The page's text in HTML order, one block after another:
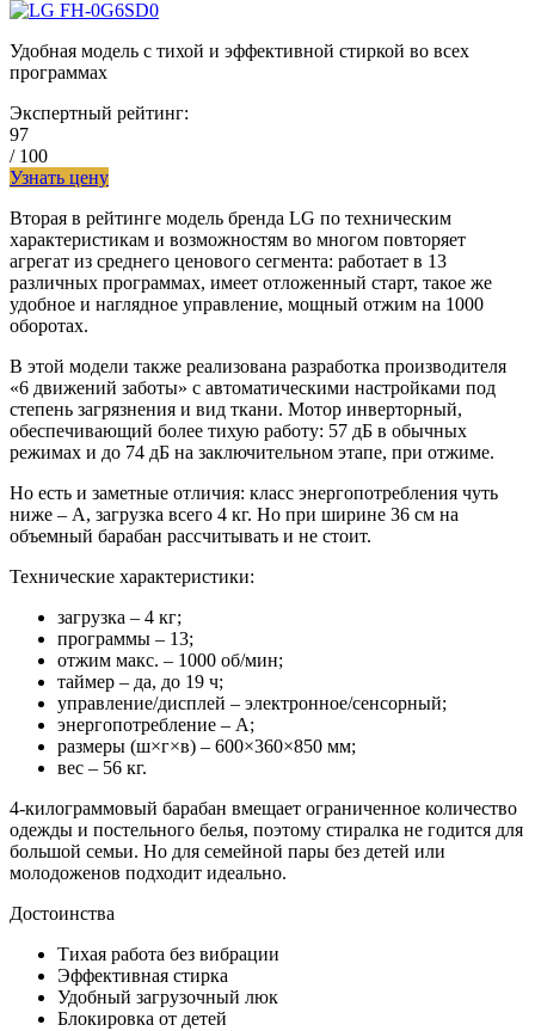
Удобная модель с тихой и эффективной стиркой во всех
программах
Экспертный рейтинг:
97
/ 100
Узнать цену
Вторая в рейтинге модель бренда LG по техническим
характеристикам и возможностям во многом повторяет
агрегат из среднего ценового сегмента: работает в 13
различных программах, имеет отложенный старт, такое же
удобное и наглядное управление, мощный отжим на 1000
оборотах.
В этой модели также реализована разработка производителя
«6 движений заботы» с автоматическими настройками под
степень загрязнения и вид ткани. Мотор инверторный,
обеспечивающий более тихую работу: 57 дБ в обычных
режимах и до 74 дБ на заключительном этапе, при отжиме.
Но есть и заметные отличия: класс энергопотребления чуть
ниже – А, загрузка всего 4 кг. Но при ширине 36 см на
объемный барабан рассчитывать и не стоит.
Технические характеристики:
загрузка – 4 кг;
программы – 13;
отжим макс. – 1000 об/мин;
таймер – да, до 19 ч;
управление/дисплей – электронное/сенсорный;
энергопотребление – А;
размеры (ш×г×в) – 600×360×850 мм;
вес – 56 кг.
4-килограммовый барабан вмещает ограниченное количество
одежды и постельного белья, поэтому стиралка не годится для
большой семьи. Но для семейной пары без детей или
молодоженов подходит идеально.
Достоинства
Тихая работа без вибрации
Эффективная стирка
Удобный загрузочный люк
Блокировка от детей